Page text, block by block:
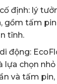
định: lý
gồm tấm
tĩnh.
động:
lựa chọn
và tấm